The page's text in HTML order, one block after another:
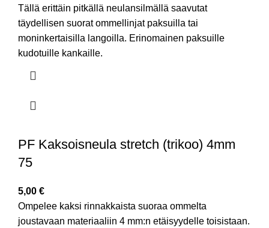
Tällä erittäin pitkällä neulansilmällä saavutat
täydellisen suorat ommellinjat paksuilla tai
moninkertaisilla langoilla. Erinomainen paksuille
kudotuille kankaille.
PF Kaksoisneula stretch (trikoo) 4mm
75
5,00 €
Ompelee kaksi rinnakkaista suoraa ommelta
joustavaan materiaaliin 4 mm:n etäisyydelle toisistaan.